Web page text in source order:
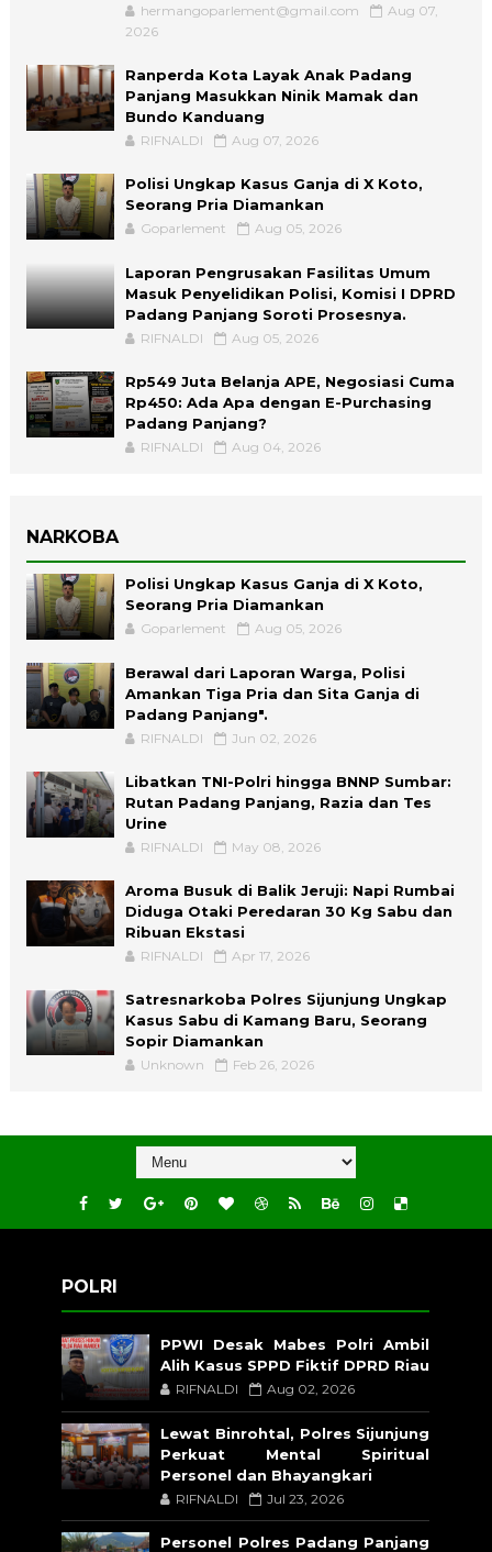
hermangoparlement@gmail.com
Aug 07,
2026
Ranperda Kota Layak Anak Padang
Panjang Masukkan Ninik Mamak dan
Bundo Kanduang
RIFNALDI Aug 07, 2026
Polisi Ungkap Kasus Ganja di X Koto,
Seorang Pria Diamankan
Goparlement Aug 05, 2026
Laporan Pengrusakan Fasilitas Umum
Masuk Penyelidikan Polisi, Komisi I DPRD
Padang Panjang Soroti Prosesnya.
RIFNALDI Aug 05, 2026
Rp549 Juta Belanja APE, Negosiasi Cuma
Rp450: Ada Apa dengan E-Purchasing
Padang Panjang?
RIFNALDI Aug 04, 2026
NARKOBA
Polisi Ungkap Kasus Ganja di X Koto,
Seorang Pria Diamankan
Goparlement Aug 05, 2026
Berawal dari Laporan Warga, Polisi
Amankan Tiga Pria dan Sita Ganja di
Padang Panjang".
RIFNALDI Jun 02, 2026
Libatkan TNI-Polri hingga BNNP Sumbar:
Rutan Padang Panjang, Razia dan Tes
Urine
RIFNALDI May 08, 2026
Aroma Busuk di Balik Jeruji: Napi Rumbai
Diduga Otaki Peredaran 30 Kg Sabu dan
Ribuan Ekstasi
RIFNALDI Apr 17, 2026
Satresnarkoba Polres Sijunjung Ungkap
Kasus Sabu di Kamang Baru, Seorang
Sopir Diamankan
Unknown Feb 26, 2026
POLRI
PPWI Desak Mabes Polri Ambil
Alih Kasus SPPD Fiktif DPRD Riau
RIFNALDI Aug 02, 2026
Lewat Binrohtal, Polres Sijunjung
Perkuat Mental Spiritual
Personel dan Bhayangkari
RIFNALDI Jul 23, 2026
Personel Polres Padang Panjang